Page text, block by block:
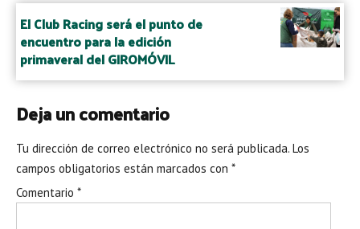
El Club Racing será el punto de
encuentro para la edición
primaveral del GIROMÓVIL
Deja un comentario
Tu dirección de correo electrónico no será publicada. Los
campos obligatorios están marcados con *
Comentario *